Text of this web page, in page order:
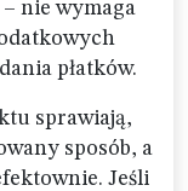
nie wymaga
płatków.
sprawiają,
sposób, a
Jeśli